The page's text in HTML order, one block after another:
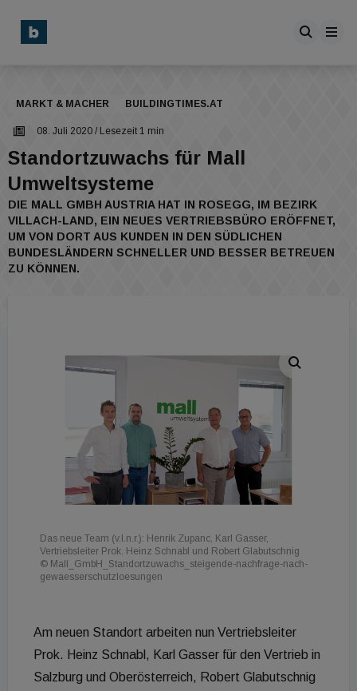
MARKT & MACHER BUILDINGTIMES.AT
08. Juli 2020 / Lesezeit 1 min
Standortzuwachs für Mall
Umweltsysteme
DIE MALL GMBH AUSTRIA HAT IN ROSEGG, IM BEZIRK
VILLACH-LAND, EIN NEUES VERTRIEBSBÜRO ERÖFFNET,
UM VON DORT AUS KUNDEN IN DEN SÜDLICHEN
BUNDESLÄNDERN SCHNELLER UND BESSER BETREUEN
ZU KÖNNEN.
Das neue Team (v.l.n.r.): Henrik Zupanc, Karl Gasser,
Vertriebsleiter Prok. Heinz Schnabl und Robert Glabutschnig
© Mall_GmbH_Standortzuwachs_steigende-nachfrage-nach-
gewaesserschutzloesungen
Am neuen Standort arbeiten nun Vertriebsleiter
Prok. Heinz Schnabl, Karl Gasser für den Vertrieb in
Salzburg und Oberösterreich, Robert Glabutschnig